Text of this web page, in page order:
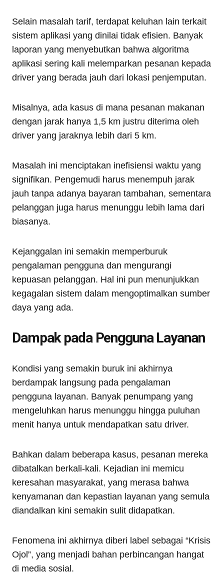
Selain masalah tarif, terdapat keluhan lain terkait
sistem aplikasi yang dinilai tidak efisien. Banyak
laporan yang menyebutkan bahwa algoritma
aplikasi sering kali melemparkan pesanan kepada
driver yang berada jauh dari lokasi penjemputan.
Misalnya, ada kasus di mana pesanan makanan
dengan jarak hanya 1,5 km justru diterima oleh
driver yang jaraknya lebih dari 5 km.
Masalah ini menciptakan inefisiensi waktu yang
signifikan. Pengemudi harus menempuh jarak
jauh tanpa adanya bayaran tambahan, sementara
pelanggan juga harus menunggu lebih lama dari
biasanya.
Kejanggalan ini semakin memperburuk
pengalaman pengguna dan mengurangi
kepuasan pelanggan. Hal ini pun menunjukkan
kegagalan sistem dalam mengoptimalkan sumber
daya yang ada.
Dampak pada Pengguna Layanan
Kondisi yang semakin buruk ini akhirnya
berdampak langsung pada pengalaman
pengguna layanan. Banyak penumpang yang
mengeluhkan harus menunggu hingga puluhan
menit hanya untuk mendapatkan satu driver.
Bahkan dalam beberapa kasus, pesanan mereka
dibatalkan berkali-kali. Kejadian ini memicu
keresahan masyarakat, yang merasa bahwa
kenyamanan dan kepastian layanan yang semula
diandalkan kini semakin sulit didapatkan.
Fenomena ini akhirnya diberi label sebagai “Krisis
Ojol”, yang menjadi bahan perbincangan hangat
di media sosial.